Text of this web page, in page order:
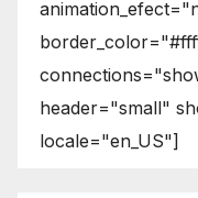
header="small"
locale="en_US"]